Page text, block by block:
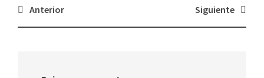
Navegación
de
Anterior Siguiente